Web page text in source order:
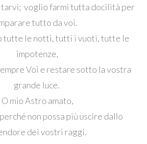
voglio farmi tutta docilità per
tutto da voi.
tutte le notti, tutti i vuoti, tutte le
impotenze,
Voi e restare sotto la vostra
grande luce.
O mio Astro amato,
non possa più uscire dallo
dei vostri raggi.